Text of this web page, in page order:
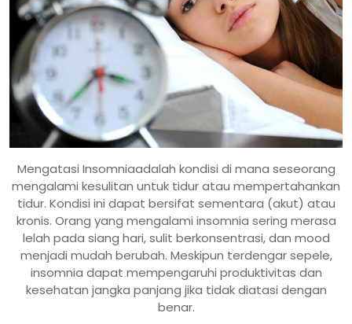
Mengatasi Insomniaadalah kondisi di mana seseorang
mengalami kesulitan untuk tidur atau mempertahankan
tidur. Kondisi ini dapat bersifat sementara (akut) atau
kronis. Orang yang mengalami insomnia sering merasa
lelah pada siang hari, sulit berkonsentrasi, dan mood
menjadi mudah berubah. Meskipun terdengar sepele,
insomnia dapat mempengaruhi produktivitas dan
kesehatan jangka panjang jika tidak diatasi dengan
benar.